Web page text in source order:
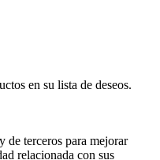
en su lista de deseos.
de terceros para mejorar
relacionada con sus